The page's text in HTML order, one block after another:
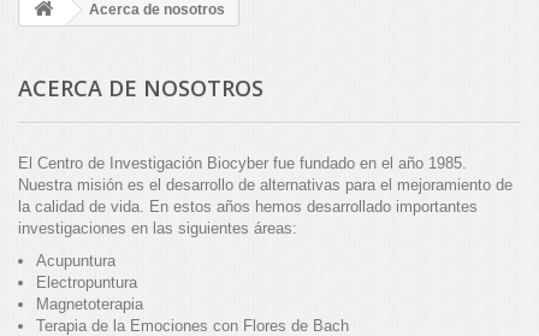
Acerca de nosotros
ACERCA DE NOSOTROS
El Centro de Investigación Biocyber fue fundado en el año 1985.
Nuestra misión es el desarrollo de alternativas para el mejoramiento de
la calidad de vida. En estos años hemos desarrollado importantes
investigaciones en las siguientes áreas:
Acupuntura
Electropuntura
Magnetoterapia
Terapia de la Emociones con Flores de Bach